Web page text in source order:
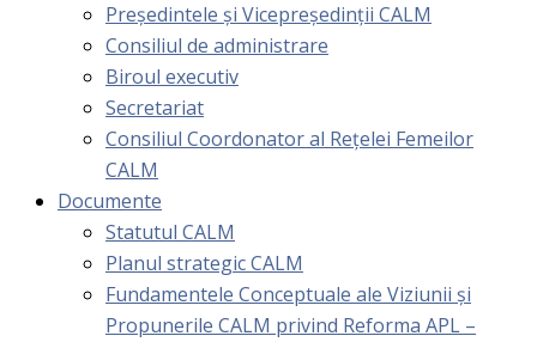
Președintele și Vicepreședinții CALM
Consiliul de administrare
Biroul executiv
Secretariat
Consiliul Coordonator al Rețelei Femeilor
CALM
Documente
Statutul CALM
Planul strategic CALM
Fundamentele Conceptuale ale Viziunii și
Propunerile CALM privind Reforma APL –